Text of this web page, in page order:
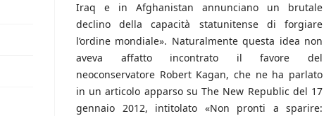
Iraq e in Afghanistan annunciano un brutale
declino della capacità statunitense di forgiare
l’ordine mondiale». Naturalmente questa idea non
aveva affatto incontrato il favore del
neoconservatore Robert Kagan, che ne ha parlato
in un articolo apparso su The New Republic del 17
gennaio 2012, intitolato «Non pronti a sparire: